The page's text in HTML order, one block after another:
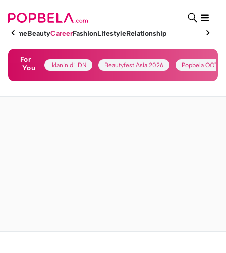
HomeBeautyCareerFashionLifestyleRelationship
For
You
Iklanin di IDN Beautyfest Asia 2026 Popbela OOTD